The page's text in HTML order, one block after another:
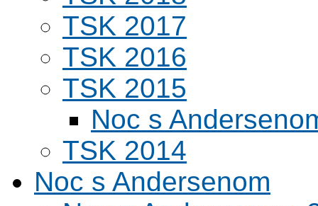
TSK 2017
TSK 2016
TSK 2015
Noc s
TSK 2014
Noc s Andersenom